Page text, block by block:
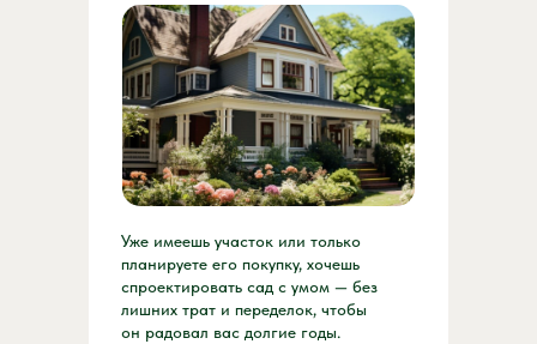
Уже имеешь участок или только
планируете его покупку, хочешь
спроектировать сад с умом — без
лишних трат и переделок, чтобы
он радовал вас долгие годы.